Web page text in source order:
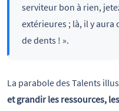
serviteur bon à rien,
extérieures ; là, il y aura
de dents ! ».
La parabole des Talents
et grandir les ressources,